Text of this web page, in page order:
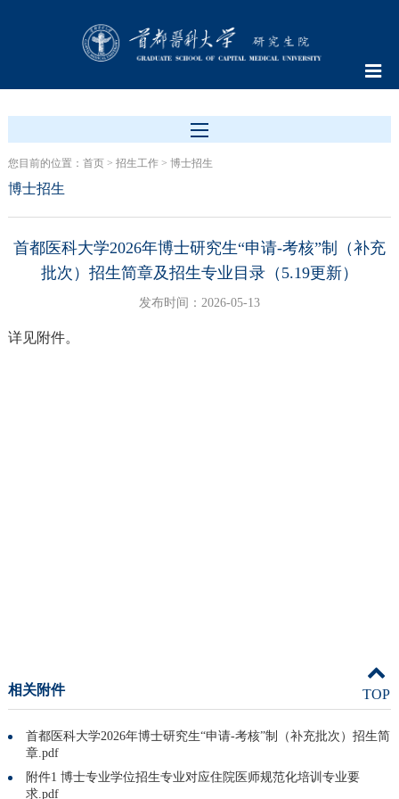
您目前的位置： 首页> 招生工作> 博士招生
博士招生
首都医科大学2026年博士研究生“申请-考核”制（补充
批次）招生简章及招生专业目录（5.19更新）
发布时间：2026-05-13
详见附件。
相关附件
首都医科大学2026年博士研究生“申请-考核”制（补充批次）招生简
章.pdf
附件1 博士专业学位招生专业对应住院医师规范化培训专业要
求.pdf
TOP